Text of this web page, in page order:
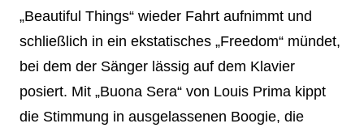
„Beautiful Things“ wieder Fahrt aufnimmt und
schließlich in ein ekstatisches „Freedom“ mündet,
bei dem der Sänger lässig auf dem Klavier
posiert. Mit „Buona Sera“ von Louis Prima kippt
die Stimmung in ausgelassenen Boogie, die